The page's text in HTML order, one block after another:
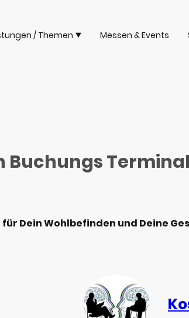
/ Themen Messen & Events
Buchungs Terminal
Dein Wohlbefinden und Deine